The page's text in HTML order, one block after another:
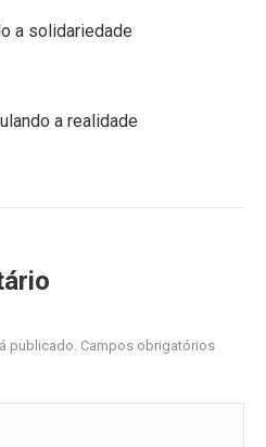
a solidariedade
a realidade
publicado. Campos obrigatórios